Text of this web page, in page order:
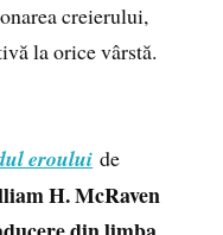
creierului,
la orice vârstă.
eroului de
H. McRaven